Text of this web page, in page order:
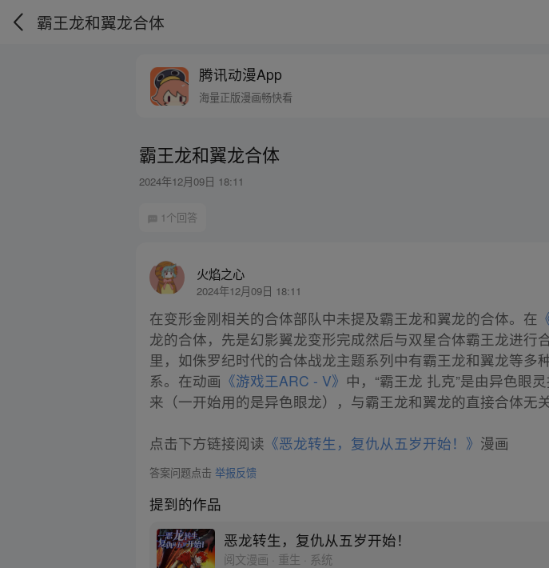
霸王龙和翼龙合体
腾讯动漫App
海量正版漫画畅快看
霸王龙和翼龙合体
2024年12月09日 18:11
1个回答
火焰之心
2024年12月09日 18:11
在变形金刚相关的合体部队中未提及霸王龙和翼龙的合体。在
龙的合体，先是幻影翼龙变形完成然后与双星合体霸王龙进
里，如侏罗纪时代的合体战龙主题系列中有霸王龙和翼龙等
系。在动画 《游戏王ARC - V》 中，“霸王龙 扎克”是由异色眼
来（一开始用的是异色眼龙），与霸王龙和翼龙的直接合体无关
点击下方链接阅读 《恶龙转生，复仇从五岁开始！》 漫画
答案问题点击举报反馈
提到的作品
恶龙转生，复仇从五岁开始！
阅文漫画 · 重生 · 系统